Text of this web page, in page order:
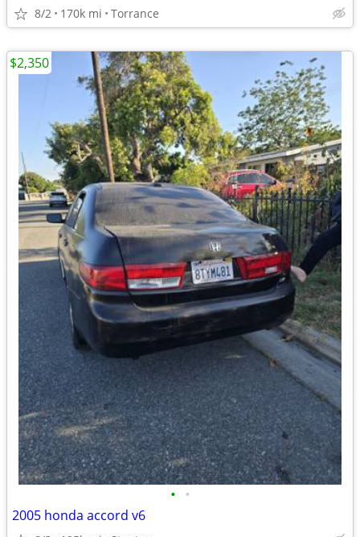
8/2 170k mi Torrance
• •
2005 honda accord v6
$2,350